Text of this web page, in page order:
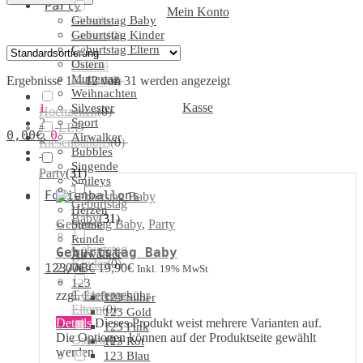
Mein Konto
Kasse
0,00€ 0
Party
Geburtstag Baby
Geburtstag Kinder
Geburtstag Eltern
Ostern
Muttertag
Weihnachten
Silvester
Sport
Airwalker
Bubbles
Singende
Smileys
Folienballons
Herzen
Sterne
Runde
Airwalker
123/ABC
123
123 Silber
123 Gold
123 Pink
123 Rot
123 Blau
Ergebnisse 1 – 12 von 31 werden angezeigt
1
2
3
→
Geburtstag Baby, Party
Geburtstag Baby
2,00€–19,90€ Inkl. 19% MwSt
zzgl.Liefergebühr
Details Dieses Produkt weist mehrere Varianten auf.
Die Optionen können auf der Produktseite gewählt
werden
Metallic
Farben(0)
Kristall
Farben(0)
Hochzeiten(0)
LED
Riesenballons(0)
Party(31)
Geburtstag
Baby(31)
Geburtstag
Kinder(0)
Geburtstag
Eltern(0)
Ostern(0)